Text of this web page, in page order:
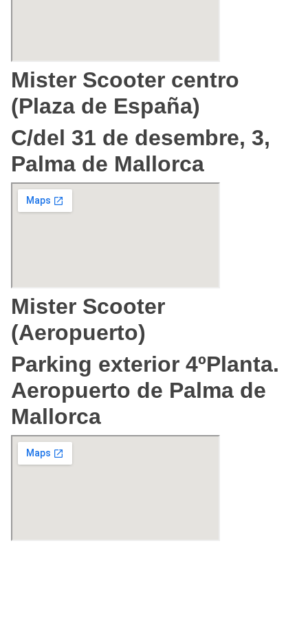
Mister Scooter centro
(Plaza de España)
C/del 31 de desembre, 3,
Palma de Mallorca
Mister Scooter
(Aeropuerto)
Parking exterior 4ºPlanta.
Aeropuerto de Palma de
Mallorca